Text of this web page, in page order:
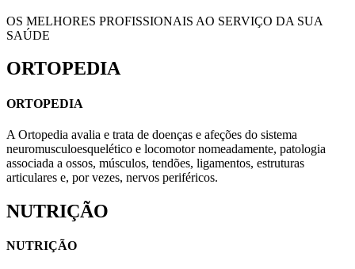
OS MELHORES PROFISSIONAIS AO SERVIÇO DA SUA
SAÚDE
ORTOPEDIA
ORTOPEDIA
A Ortopedia avalia e trata de doenças e afeções do sistema
neuromusculoesquelético e locomotor nomeadamente, patologia
associada a ossos, músculos, tendões, ligamentos, estruturas
articulares e, por vezes, nervos periféricos.
NUTRIÇÃO
NUTRIÇÃO